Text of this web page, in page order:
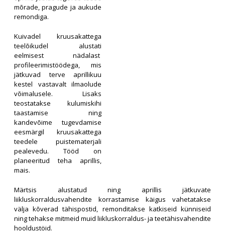
mõrade, pragude ja aukude
remondiga.
Kuivadel kruusakattega
teelõikudel alustati
eelmisest nädalast
profileerimistöödega, mis
jätkuvad terve aprillikuu
kestel vastavalt ilmaolude
võimalusele. Lisaks
teostatakse kulumiskihi
taastamise ning
kandevõime tugevdamise
eesmärgil kruusakattega
teedele puistematerjali
pealevedu. Tööd on
planeeritud teha aprillis,
mais.
Märtsis alustatud ning aprillis jätkuvate
liikluskorraldusvahendite korrastamise käigus vahetatakse
välja kõverad tähispostid, remonditakse katkiseid künniseid
ning tehakse mitmeid muid liikluskorraldus- ja teetähisvahendite
hooldustöid.